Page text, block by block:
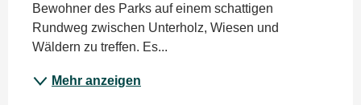
Bewohner des Parks auf einem schattigen
Rundweg zwischen Unterholz, Wiesen und
Wäldern zu treffen. Es...
Mehr anzeigen